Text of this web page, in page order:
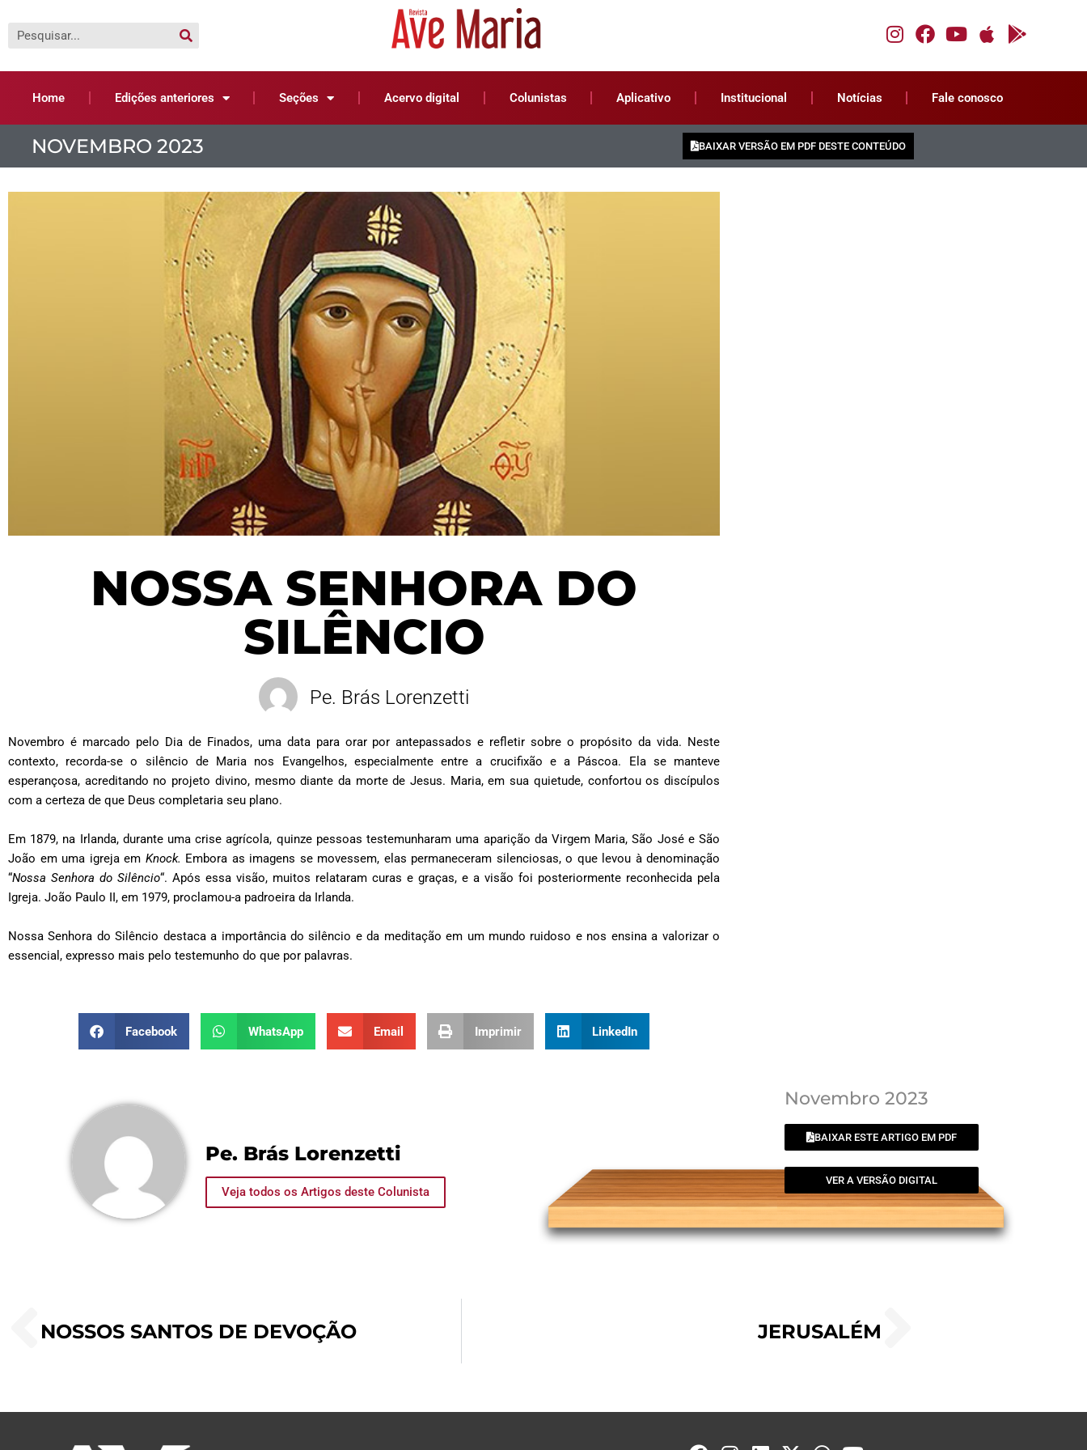
Home Edições anteriores Seções Acervo digital Colunistas Aplicativo Institucional Notícias Fale conosco
NOVEMBRO 2023 BAIXAR VERSÃO EM PDF DESTE CONTEÚDO
NOSSA SENHORA DO
SILÊNCIO
Pe. Brás Lorenzetti
Novembro é marcado pelo Dia de Finados, uma data para orar por antepassados e refletir sobre o propósito da vida. Neste
contexto, recorda-se o silêncio de Maria nos Evangelhos, especialmente entre a crucifixão e a Páscoa. Ela se manteve
esperançosa, acreditando no projeto divino, mesmo diante da morte de Jesus. Maria, em sua quietude, confortou os discípulos
com a certeza de que Deus completaria seu plano.
Em 1879, na Irlanda, durante uma crise agrícola, quinze pessoas testemunharam uma aparição da Virgem Maria, São José e São
João em uma igreja em Knock. Embora as imagens se movessem, elas permaneceram silenciosas, o que levou à denominação
“Nossa Senhora do Silêncio“. Após essa visão, muitos relataram curas e graças, e a visão foi posteriormente reconhecida pela
Igreja. João Paulo II, em 1979, proclamou-a padroeira da Irlanda.
Nossa Senhora do Silêncio destaca a importância do silêncio e da meditação em um mundo ruidoso e nos ensina a valorizar o
essencial, expresso mais pelo testemunho do que por palavras.
Facebook WhatsApp Email Imprimir LinkedIn
Pe. Brás Lorenzetti
Veja todos os Artigos deste Colunista
Novembro 2023
BAIXAR ESTE ARTIGO EM PDF
VER A VERSÃO DIGITAL
NOSSOS SANTOS DE DEVOÇÃO JERUSALÉM